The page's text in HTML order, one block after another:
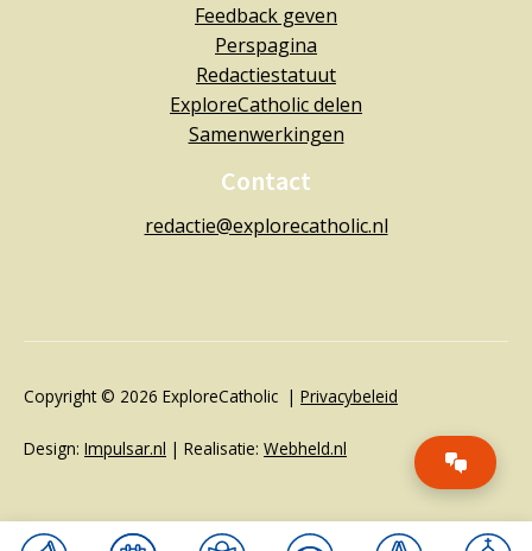
Feedback geven
Perspagina
Redactiestatuut
ExploreCatholic delen
Samenwerkingen
Contact
redactie@explorecatholic.nl
Copyright © 2026 ExploreCatholic | Privacybeleid
Design: Impulsar.nl | Realisatie: Webheld.nl